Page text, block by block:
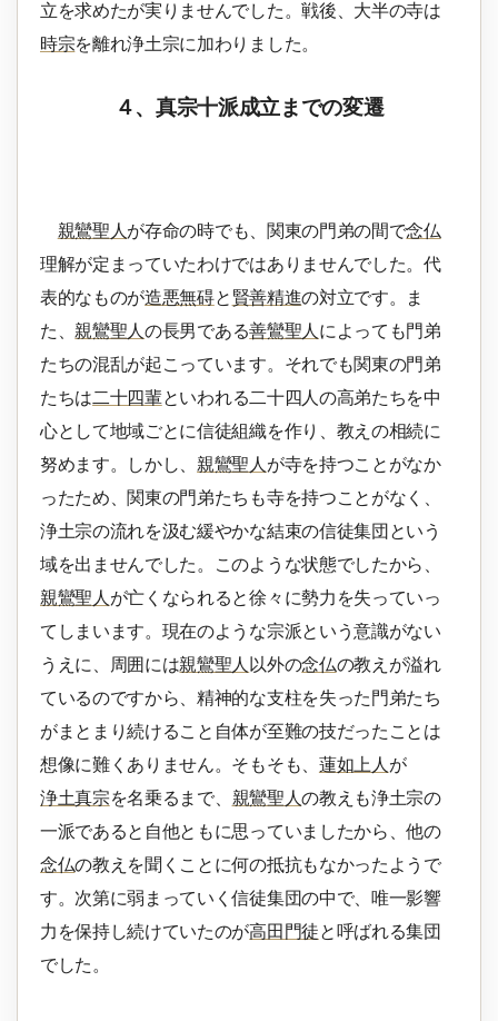
立を求めたが実りませんでした。戦後、大半の寺は
時宗を離れ浄土宗に加わりました。
４、真宗十派成立までの変遷
親鸞聖人 が存命の時でも、関東の門弟の間で念仏
理解が定まっていたわけではありませんでした。代
表的なものが造悪無碍と 賢善精進の対立です。ま
た、 親鸞聖人の長男である善鸞聖人 によっても門弟
たちの混乱が起こっています。それでも関東の門弟
たちは二十四輩といわれる二十四人の高弟たちを中
心として地域ごとに信徒組織を作り、教えの相続に
努めます。しかし、 親鸞聖人 が寺を持つことがなか
ったため、関東の門弟たちも寺を持つことがなく、
浄土宗の流れを汲む緩やかな結束の信徒集団という
域を出ませんでした。このような状態でしたから、
親鸞聖人 が亡くなられると徐々に勢力を失っていっ
てしまいます。現在のような宗派という意識がない
うえに、周囲には親鸞聖人 以外の念仏の教えが溢れ
ているのですから、精神的な支柱を失った門弟たち
がまとまり続けること自体が至難の技だったことは
想像に難くありません。そもそも、 蓮如上人 が
浄土真宗を名乗るまで、 親鸞聖人の教えも浄土宗の
一派であると自他ともに思っていましたから、他の
念仏の教えを聞くことに何の抵抗もなかったようで
す。次第に弱まっていく信徒集団の中で、唯一影響
力を保持し続けていたのが高田門徒と呼ばれる集団
でした。